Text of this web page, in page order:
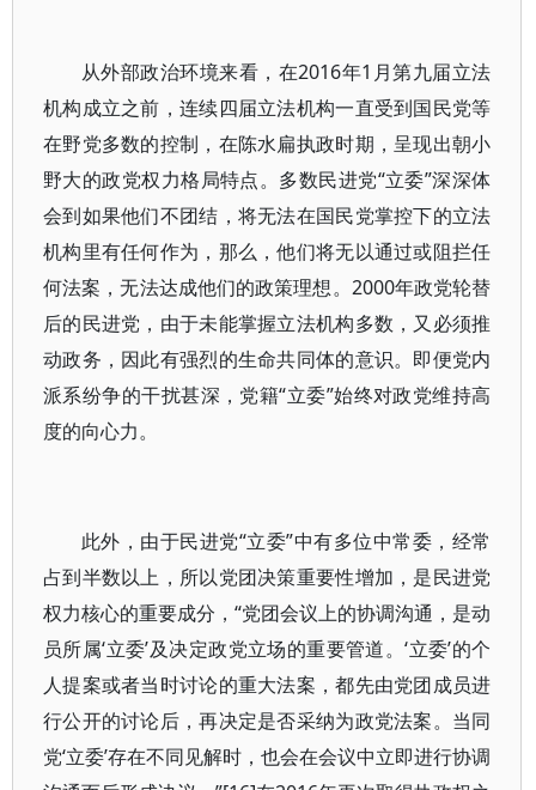
从外部政治环境来看，在2016年1月第九届立法
机构成立之前，连续四届立法机构一直受到国民党等
在野党多数的控制，在陈水扁执政时期，呈现出朝小
野大的政党权力格局特点。多数民进党“立委”深深体
会到如果他们不团结，将无法在国民党掌控下的立法
机构里有任何作为，那么，他们将无以通过或阻拦任
何法案，无法达成他们的政策理想。2000年政党轮替
后的民进党，由于未能掌握立法机构多数，又必须推
动政务，因此有强烈的生命共同体的意识。即便党内
派系纷争的干扰甚深，党籍“立委”始终对政党维持高
度的向心力。
此外，由于民进党“立委”中有多位中常委，经常
占到半数以上，所以党团决策重要性增加，是民进党
权力核心的重要成分，“党团会议上的协调沟通，是动
员所属‘立委’及决定政党立场的重要管道。‘立委’的个
人提案或者当时讨论的重大法案，都先由党团成员进
行公开的讨论后，再决定是否采纳为政党法案。当同
党‘立委’存在不同见解时，也会在会议中立即进行协调